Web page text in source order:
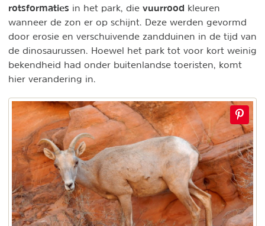
rotsformaties in het park, die vuurrood kleuren
wanneer de zon er op schijnt. Deze werden gevormd
door erosie en verschuivende zandduinen in de tijd van
de dinosaurussen. Hoewel het park tot voor kort weinig
bekendheid had onder buitenlandse toeristen, komt
hier verandering in.